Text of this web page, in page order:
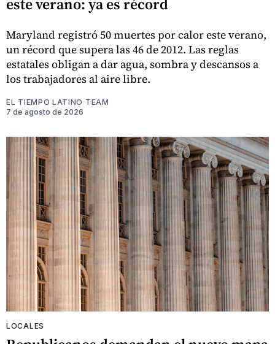
Maryland registró 50 muertes por calor este verano,
un récord que supera las 46 de 2012. Las reglas
estatales obligan a dar agua, sombra y descansos a
los trabajadores al aire libre.
EL TIEMPO LATINO TEAM
7 de agosto de 2026
LOCALES